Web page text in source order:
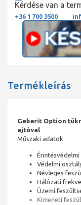
Kérdése van a
+36 1 700 3500
Termékleírás
Geberit Option
ajtóval
Műszaki adatok
Érintésvédelmi
Védelmi
Névleges
Hálózati
Üzemi
Kimeneti